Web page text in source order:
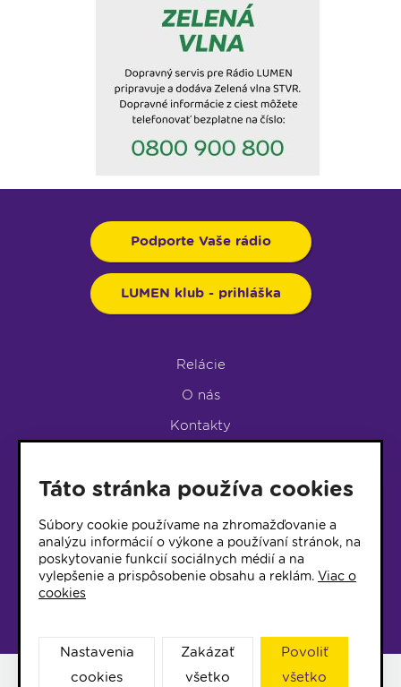
Podporte Vaše rádio
LUMEN klub - prihláška
Relácie
O nás
Kontakty
LUMEN KLUB
LUMEN KLUB PRIHLÁŠKA
© 2017 Rádio Lumen, Všetky práva vyhradené
Táto stránka používa cookies
Súbory cookie používame na zhromažďovanie a
analýzu informácií o výkone a používaní stránok, na
poskytovanie funkcií sociálnych médií a na
vylepšenie a prispôsobenie obsahu a reklám. Viac o
cookies
Nastavenia
cookies
Zakázať
všetko
Povoliť
všetko